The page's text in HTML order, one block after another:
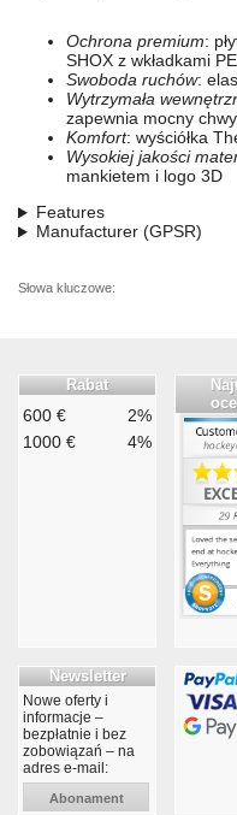
Ochrona premium:
SHOX z wkładkami PE
Swoboda ruchów:
Wytrzymała
zapewnia mocny
Komfort: wyściółka
Wysokiej jakości
mankietem i logo 3D
Features
Manufacturer (GPSR)
Słowa kluczowe:
Rabat
600 €
2%
1000 €
4%
Newsletter
Nowe oferty i
informacje –
bezpłatnie i bez
zobowiązań – na
adres e-mail:
Abonament